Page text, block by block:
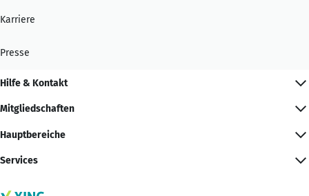
Karriere
Presse
Hilfe & Kontakt
Mitgliedschaften
Hauptbereiche
Services